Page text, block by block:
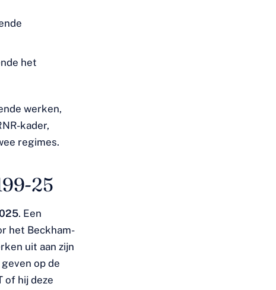
het
werken,
kader,
regimes.
25
. Een
het Beckham-
uit aan zijn
op de
of hij deze